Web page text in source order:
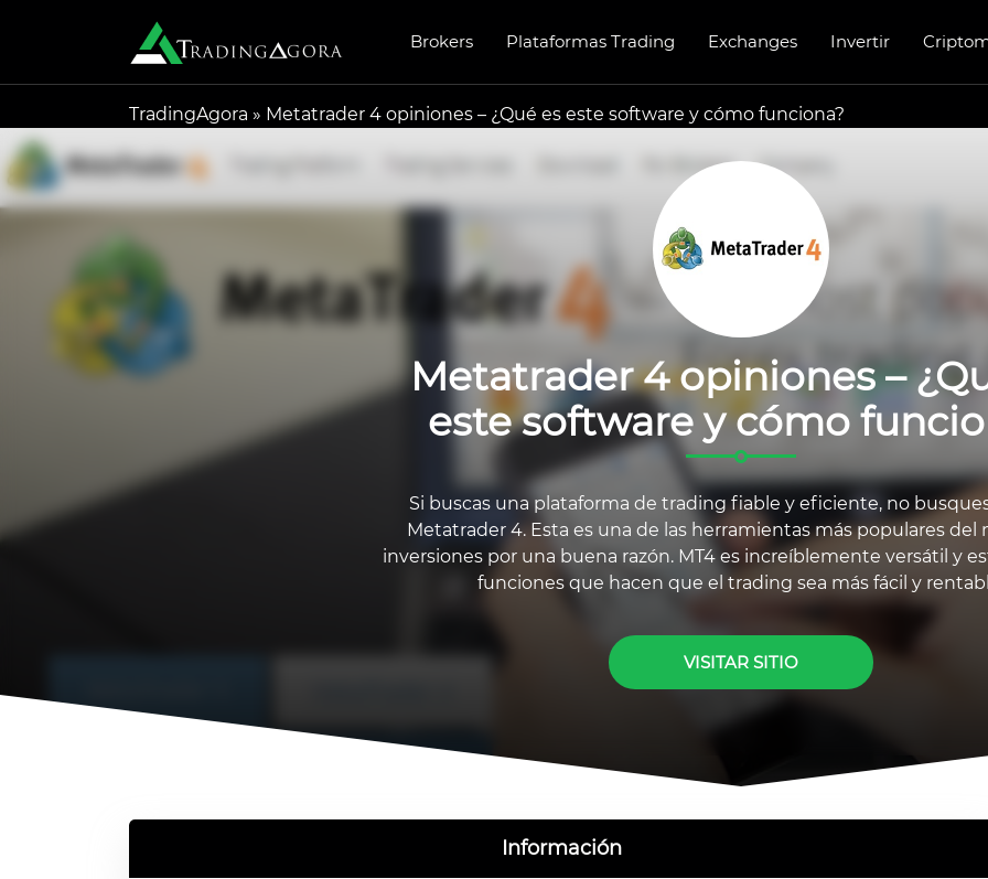
Brokers Plataformas Trading Exchanges Invertir
TradingAgora » Metatrader 4 opiniones – ¿Qué es este software y cómo funciona?
Metatrader 4 opiniones –
este software y cómo
Si buscas una plataforma de trading fiable y eficiente, no
Metatrader 4. Esta es una de las herramientas más populares del
inversiones por una buena razón. MT4 es increíblemente versátil y
funciones que hacen que el trading sea más fácil y
VISITAR SITIO
Información